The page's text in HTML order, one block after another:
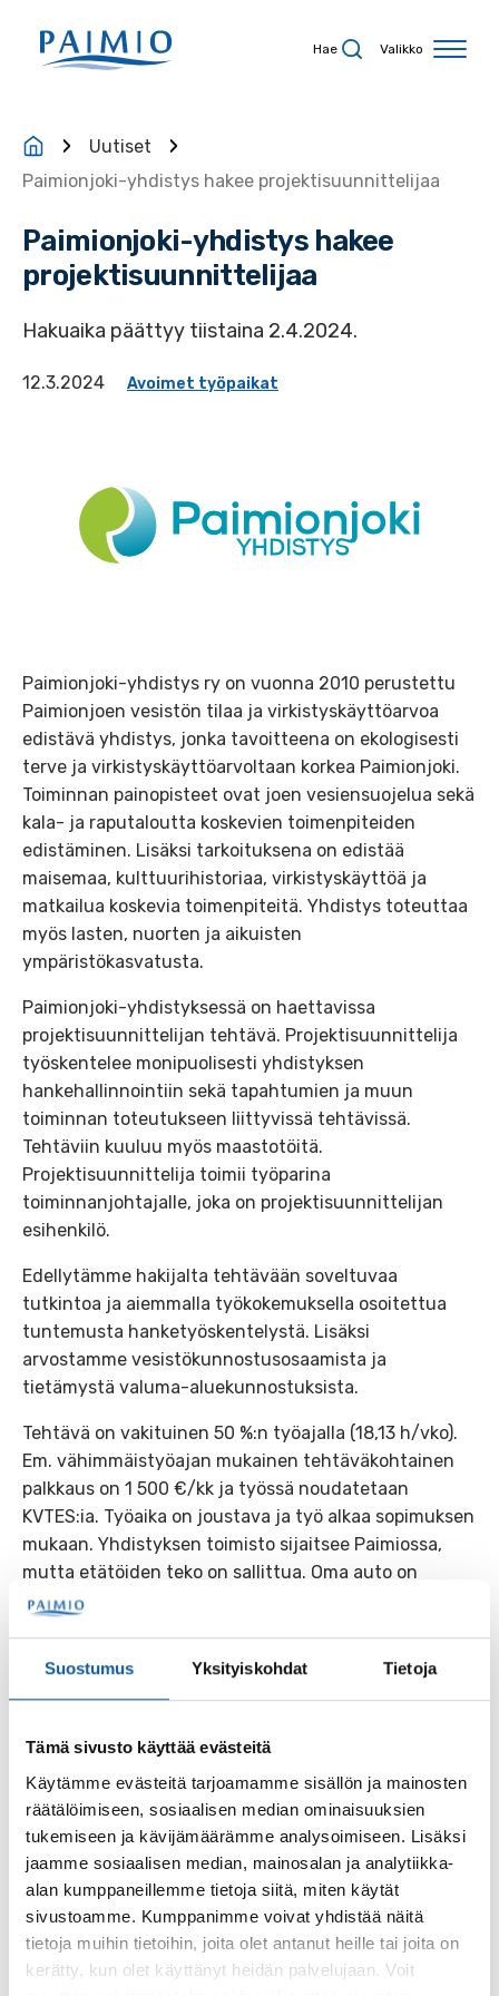
Suostumus Yksityiskohdat Tietoja
Tämä sivusto käyttää evästeitä
Käytämme evästeitä tarjoamamme sisällön ja mainosten
räätälöimiseen, sosiaalisen median ominaisuuksien
tukemiseen ja kävijämäärämme analysoimiseen. Lisäksi
jaamme sosiaalisen median, mainosalan ja analytiikka-
alan kumppaneillemme tietoja siitä, miten käytät
sivustoamme. Kumppanimme voivat yhdistää näitä
tietoja muihin tietoihin, joita olet antanut heille tai joita on
kerätty, kun olet käyttänyt heidän palvelujaan. Voit
Hae Valikko
Uutiset
Paimionjoki-yhdistys hakee projektisuunnittelijaa
Paimionjoki-yhdistys hakee
projektisuunnittelijaa
Hakuaika päättyy tiistaina 2.4.2024.
12.3.2024 Avoimet työpaikat
Paimionjoki-yhdistys ry on vuonna 2010 perustettu
Paimionjoen vesistön tilaa ja virkistyskäyttöarvoa
edistävä yhdistys, jonka tavoitteena on ekologisesti
terve ja virkistyskäyttöarvoltaan korkea Paimionjoki.
Toiminnan painopisteet ovat joen vesiensuojelua sekä
kala- ja raputaloutta koskevien toimenpiteiden
edistäminen. Lisäksi tarkoituksena on edistää
maisemaa, kulttuurihistoriaa, virkistyskäyttöä ja
matkailua koskevia toimenpiteitä. Yhdistys toteuttaa
myös lasten, nuorten ja aikuisten
ympäristökasvatusta.
Paimionjoki-yhdistyksessä on haettavissa
projektisuunnittelijan tehtävä. Projektisuunnittelija
työskentelee monipuolisesti yhdistyksen
hankehallinnointiin sekä tapahtumien ja muun
toiminnan toteutukseen liittyvissä tehtävissä.
Tehtäviin kuuluu myös maastotöitä.
Projektisuunnittelija toimii työparina
toiminnanjohtajalle, joka on projektisuunnittelijan
esihenkilö.
Edellytämme hakijalta tehtävään soveltuvaa
tutkintoa ja aiemmalla työkokemuksella osoitettua
tuntemusta hanketyöskentelystä. Lisäksi
arvostamme vesistökunnostusosaamista ja
tietämystä valuma-aluekunnostuksista.
Tehtävä on vakituinen 50 %:n työajalla (18,13 h/vko).
Em. vähimmäistyöajan mukainen tehtäväkohtainen
palkkaus on 1 500 €/kk ja työssä noudatetaan
KVTES:ia. Työaika on joustava ja työ alkaa sopimuksen
mukaan. Yhdistyksen toimisto sijaitsee Paimiossa,
mutta etätöiden teko on sallittua. Oma auto on
välttämätön tehtävän hoidossa. Töitä on
Hae tehtävää lähettämällä CV ja vapaamuotoinen
hakemus viimeistään 2.4.2024 osoitteeseen
”Hakemus projektisuunnittelijan tehtävään”. Kirjaa
hakemukseen myös, milloin voisit aloittaa tehtävässä.
Haastattelut järjestetään ensisijaisesti maanantaina
15.4.
Lisätietoja tehtävästä antavat yhdistyksen nykyinen
toiminnanjohtaja Marjukka Kulmala,
marjukka.kulmala@paimio.fi, 0400 211857 sekä
hallituksen puheenjohtaja Henri Partanen